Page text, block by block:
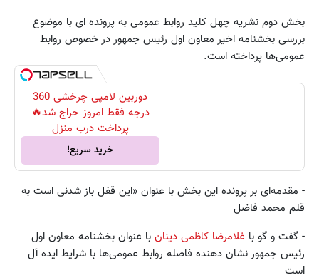
بخش دوم نشریه چهل کلید روابط عمومی به پرونده ای با موضوع
بررسی بخشنامه اخیر معاون اول رئیس جمهور در خصوص روابط
عمومی‌ها پرداخته است.
دوربین لامپی چرخشی 360
درجه فقط امروز حراج شد🔥
پرداخت درب منزل
خرید سریع!
- مقدمه‌ای بر پرونده این بخش با عنوان «این قفل باز شدنی است به
قلم محمد فاضل
- گفت و گو با غلامرضا کاظمی دینان با عنوان بخشنامه معاون اول
رئیس جمهور نشان دهنده فاصله روابط عمومی‌ها با شرایط ایده آل
است